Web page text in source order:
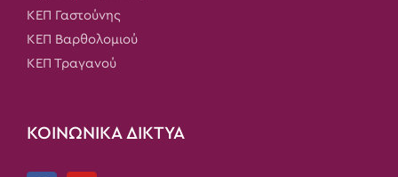
ΚΕΠ Γαστούνης
ΚΕΠ Βαρθολομιού
ΚΕΠ Τραγανού
ΚΟΙΝΩΝΙΚΑ ΔΙΚΤΥΑ